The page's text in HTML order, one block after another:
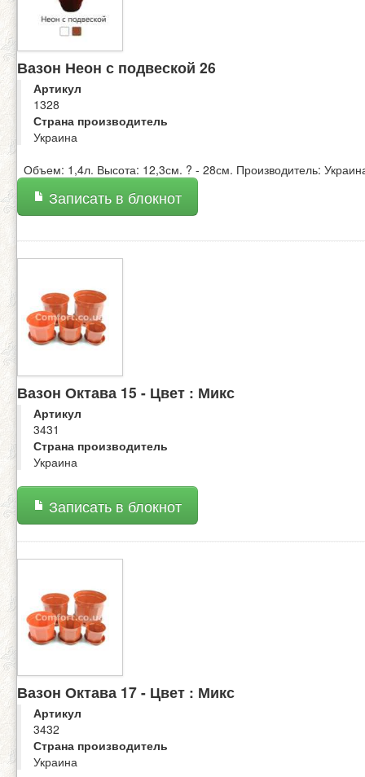
Вазон Неон с подвеской 26
Артикул
1328
Страна производитель
Украина
Объем: 1,4л. Высота: 12,3см. ? - 28см. Производитель:
Записать в блокнот
Вазон Октава 15 - Цвет : Микс
Артикул
3431
Страна производитель
Украина
Записать в блокнот
Вазон Октава 17 - Цвет : Микс
Артикул
3432
Страна производитель
Украина